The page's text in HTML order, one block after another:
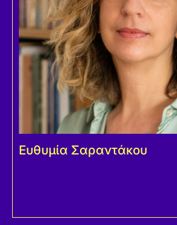
Ευθυμία Σαραντάκου